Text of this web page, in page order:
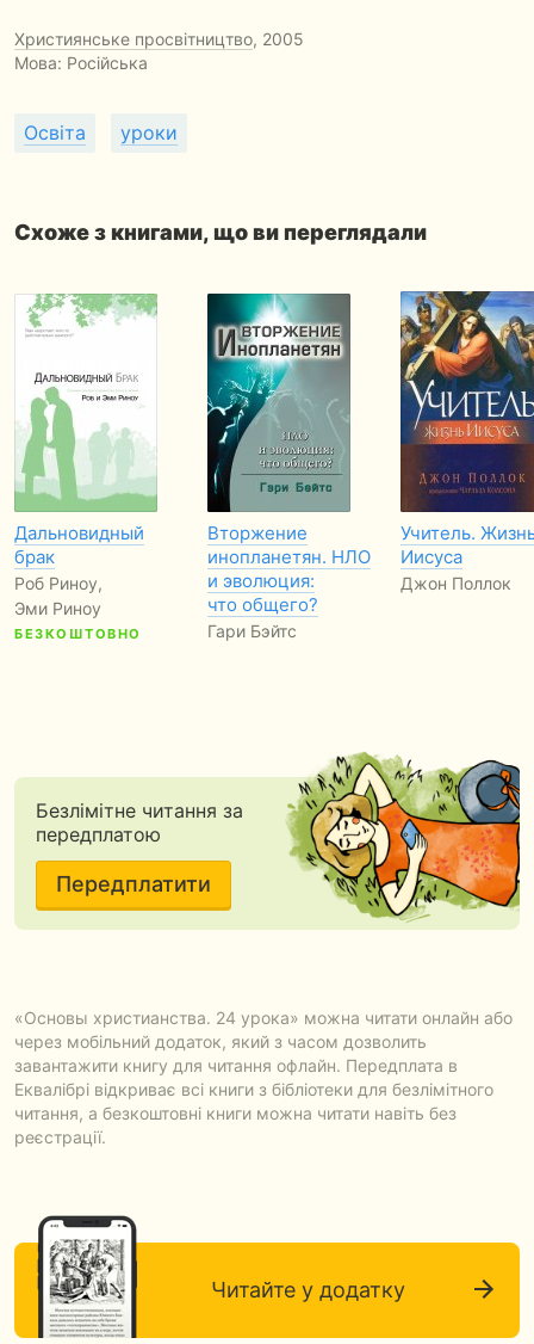
Християнське просвітництво, 2005
Мова: Російська
Освіта уроки
Схоже з книгами, що ви переглядали
Дальновидный
брак
Роб Риноу,
Эми Риноу
БЕЗКОШТОВНО
Вторжение
инопланетян. НЛО
и эволюция:
что общего?
Гари Бэйтс
Учитель.
Иисуса
Джон Поллок
Безлімітне читання за
передплатою
Передплатити
«Основы христианства. 24 урока» можна читати онлайн або
через мобільний додаток, який з часом дозволить
завантажити книгу для читання офлайн. Передплата в
Еквалібрі відкриває всі книги з бібліотеки для безлімітного
читання, а безкоштовні книги можна читати навіть без
реєстрації.
Читайте у додатку